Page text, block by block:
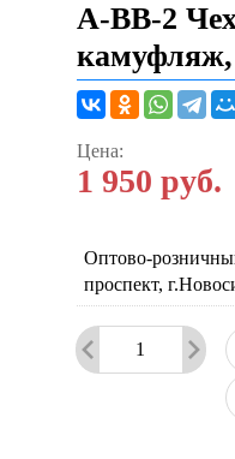
A-BB-2
Цена:
1 950 руб.
Оптово-
проспект,